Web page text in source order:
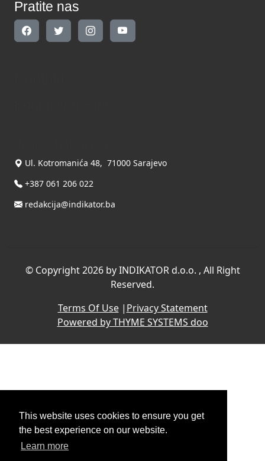
This website uses cookies to ensure you get
the best experience on our website.
Learn more
Pratite nas
Ul. Kotromanića 48, 71000 Sarajevo
+387 061 206 022
redakcija@indikator.ba
© Copyright 2026 by INDIKATOR d.o.o. , All Right
Reserved.
Terms Of Use| Privacy Statement
Powered by THYME SYSTEMS doo